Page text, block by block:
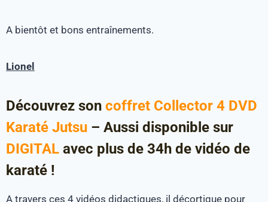
A bientôt et bons entraînements.
Lionel
Découvrez son coffret Collector 4 DVD
Karaté Jutsu – Aussi disponible sur
DIGITAL avec plus de 34h de vidéo de
karaté !
A travers ces 4 vidéos didactiques, il décortique pour